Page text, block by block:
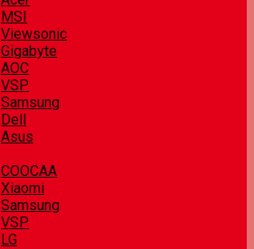
MSI
Viewsonic
Gigabyte
AOC
VSP
Samsung
Dell
Asus
COOCAA
Xiaomi
Samsung
VSP
LG